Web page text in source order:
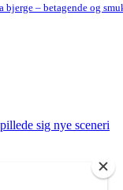
– betagende og
sig nye sceneri
bare 8 uger